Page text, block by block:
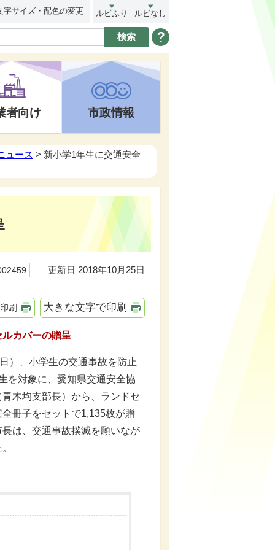
字サイズ・配色の変更 ルビふり ルビなし
者向け 市政情報
ュース > 新小学1年生に交通安全
更新日 2018年10月25日
印刷 大きな文字で印刷
カバーの贈呈
）、小学生の交通事故を防止
を対象に、愛知県交通安全協
木均支部長）から、ランドセ
冊子をセットで1,135枚が贈
は、交通事故撲滅を願いなが